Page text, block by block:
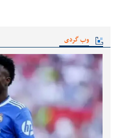
وب گردی